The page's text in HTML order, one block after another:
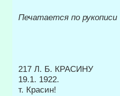
Печатается по рукописи
217 Л. Б. КРАСИНУ
19.1. 1922.
т. Красин!